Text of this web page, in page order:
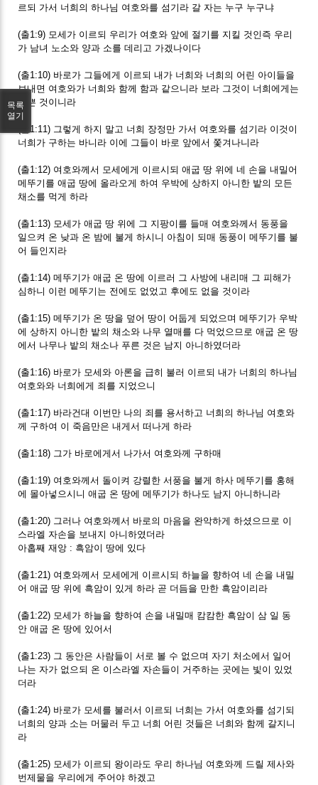
르되 가서 너희의 하나님 여호와를 섬기라 갈 자는 누구 누구냐
(출1:9) 모세가 이르되 우리가 여호와 앞에 절기를 지킬 것인즉 우리
가 남녀 노소와 양과 소를 데리고 가겠나이다
(출1:10) 바로가 그들에게 이르되 내가 너희와 너희의 어린 아이들을
보내면 여호와가 너희와 함께 함과 같으니라 보라 그것이 너희에게는
나쁜 것이니라
(출1:11) 그렇게 하지 말고 너희 장정만 가서 여호와를 섬기라 이것이
너희가 구하는 바니라 이에 그들이 바로 앞에서 쫓겨나니라
(출1:12) 여호와께서 모세에게 이르시되 애굽 땅 위에 네 손을 내밀어
메뚜기를 애굽 땅에 올라오게 하여 우박에 상하지 아니한 밭의 모든
채소를 먹게 하라
(출1:13) 모세가 애굽 땅 위에 그 지팡이를 들매 여호와께서 동풍을
일으켜 온 낮과 온 밤에 불게 하시니 아침이 되매 동풍이 메뚜기를 불
어 들인지라
(출1:14) 메뚜기가 애굽 온 땅에 이르러 그 사방에 내리매 그 피해가
심하니 이런 메뚜기는 전에도 없었고 후에도 없을 것이라
(출1:15) 메뚜기가 온 땅을 덮어 땅이 어둡게 되었으며 메뚜기가 우박
에 상하지 아니한 밭의 채소와 나무 열매를 다 먹었으므로 애굽 온 땅
에서 나무나 밭의 채소나 푸른 것은 남지 아니하였더라
(출1:16) 바로가 모세와 아론을 급히 불러 이르되 내가 너희의 하나님
여호와와 너희에게 죄를 지었으니
(출1:17) 바라건대 이번만 나의 죄를 용서하고 너희의 하나님 여호와
께 구하여 이 죽음만은 내게서 떠나게 하라
(출1:18) 그가 바로에게서 나가서 여호와께 구하매
(출1:19) 여호와께서 돌이켜 강렬한 서풍을 불게 하사 메뚜기를 홍해
에 몰아넣으시니 애굽 온 땅에 메뚜기가 하나도 남지 아니하니라
(출1:20) 그러나 여호와께서 바로의 마음을 완악하게 하셨으므로 이
스라엘 자손을 보내지 아니하였더라
아홉째 재앙 : 흑암이 땅에 있다
(출1:21) 여호와께서 모세에게 이르시되 하늘을 향하여 네 손을 내밀
어 애굽 땅 위에 흑암이 있게 하라 곧 더듬을 만한 흑암이리라
(출1:22) 모세가 하늘을 향하여 손을 내밀매 캄캄한 흑암이 삼 일 동
안 애굽 온 땅에 있어서
(출1:23) 그 동안은 사람들이 서로 볼 수 없으며 자기 처소에서 일어
나는 자가 없으되 온 이스라엘 자손들이 거주하는 곳에는 빛이 있었
더라
(출1:24) 바로가 모세를 불러서 이르되 너희는 가서 여호와를 섬기되
너희의 양과 소는 머물러 두고 너희 어린 것들은 너희와 함께 갈지니
라
(출1:25) 모세가 이르되 왕이라도 우리 하나님 여호와께 드릴 제사와
번제물을 우리에게 주어야 하겠고
목록
열기